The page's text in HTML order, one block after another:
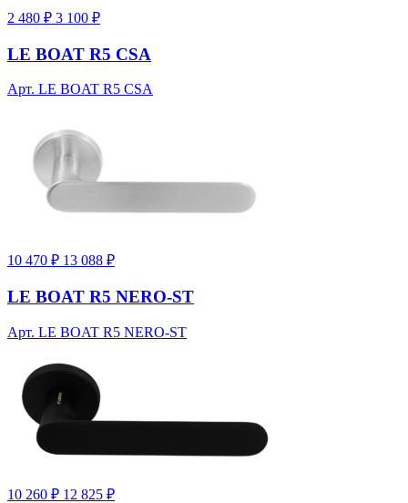
2 480 ₽ 3 100 ₽
LE BOAT R5 CSA
Арт. LE BOAT R5 CSA
10 470 ₽ 13 088 ₽
LE BOAT R5 NERO-ST
Арт. LE BOAT R5 NERO-ST
10 260 ₽ 12 825 ₽